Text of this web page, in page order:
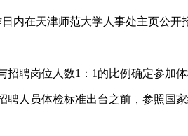
内在天津师范大学人事处主页公开
招聘岗位人数1：1的比例确定参加
人员体检标准出台之前，参照国